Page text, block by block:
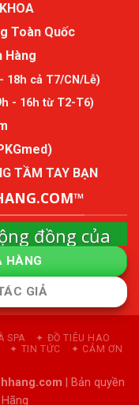
Toàn Quốc
Hàng
18h cả T7/CN/Lễ)
- 16h từ T2-T6)
TẦM TAY BẠN
đồng của
tế thành viên và quản
lý sức khỏe chủ động.
Cộng Đồng
HÀNG
GIẢ
SPA
✦ ĐỒ TIÊU HAO
✦ TIN TỨC
✦ CẢM ƠN
| Bản quyền